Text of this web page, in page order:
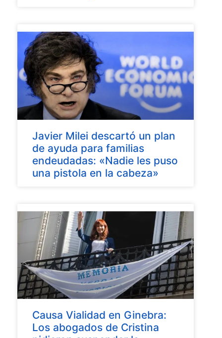
Javier Milei descartó un plan
de ayuda para familias
endeudadas: «Nadie les puso
una pistola en la cabeza»
Causa Vialidad en Ginebra:
Los abogados de Cristina